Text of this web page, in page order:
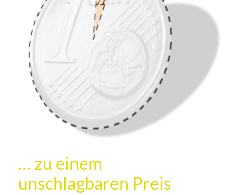
… zu einem
unschlagbaren Preis